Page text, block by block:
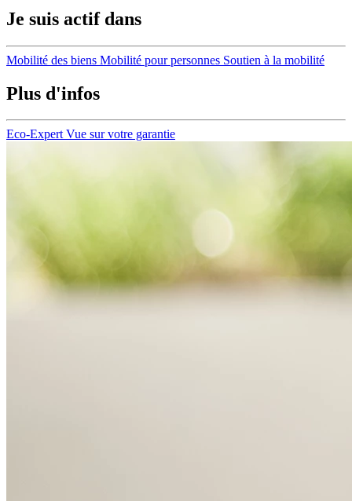
Je suis actif dans
Mobilité des biens Mobilité pour personnes Soutien à la mobilité
Plus d'infos
Eco-Expert Vue sur votre garantie